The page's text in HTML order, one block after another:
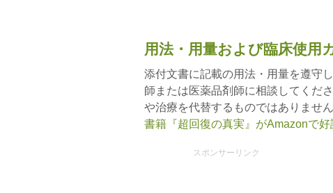
用法・用量および臨床使用
添付文書に記載の用法・用量を遵守
師または医薬品剤師に相談してくだ
や治療を代替するものではありません
書籍『超回復の真実』がAmazonで好
スポンサーリンク